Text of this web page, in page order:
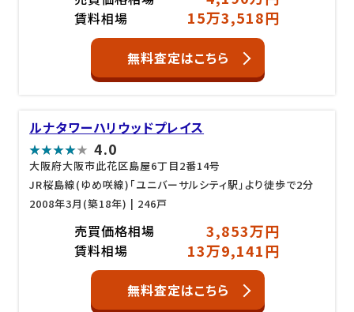
賃料相場 15万3,518円
無料査定はこちら
ルナタワーハリウッドプレイス
4.0
大阪府大阪市此花区島屋6丁目2番14号
JR桜島線(ゆめ咲線)「ユニバーサルシティ駅」より徒歩で2分
2008年3月(築18年) | 246戸
売買価格相場 3,853万円
賃料相場 13万9,141円
無料査定はこちら